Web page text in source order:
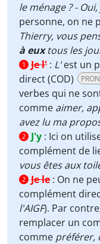
le ménage ? -
personne, on ne
Thierry, vous
à euxtous les
1 Je l' : L'est un
direct (COD)
verbes qui ne
comme aimer,
avez lu ma
2 J'y : Ici on
complément de
vous êtes aux
2 Je le : On ne
complément
l'AIGF). Par
remplacer un
comme préférer,